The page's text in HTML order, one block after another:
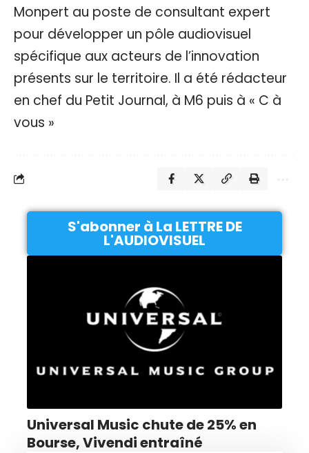
Monpert au poste de consultant expert
pour développer un pôle audiovisuel
spécifique aux acteurs de l’innovation
présents sur le territoire. Il a été rédacteur
en chef du Petit Journal, à M6 puis à « C à
vous »
S'abonner à La LETTRE DE
L'AUDIOVISUEL
Universal Music chute de 25% en
Bourse, Vivendi entraîné